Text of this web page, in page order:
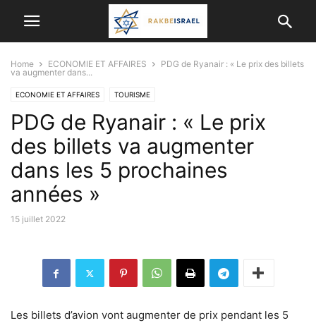
Home ECONOMIE ET ​​AFFAIRES
PDG de Ryanair : « Le prix des billets
va augmenter dans...
ECONOMIE ET ​​AFFAIRES TOURISME
PDG de Ryanair : « Le prix
des billets va augmenter
dans les 5 prochaines
années »
15 juillet 2022
Les billets d’avion vont augmenter de prix pendant les 5